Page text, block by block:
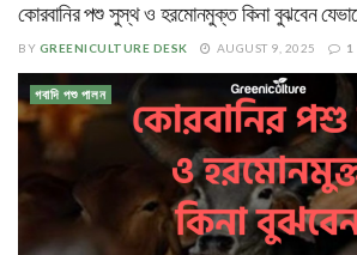
কোরবানির পশু সুস্থ ও হরমোনমুক্ত কিনা বুঝবেন
BY GREENICULTURE DESK AUGUST 9, 2025 1
গবাদি পশু পালন